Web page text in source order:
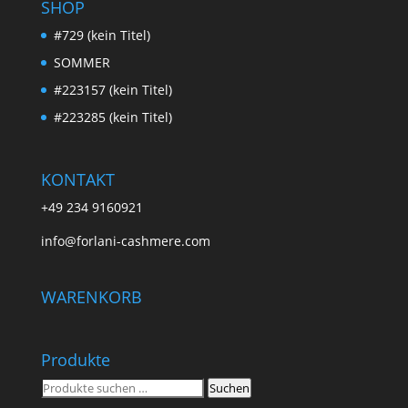
SHOP
#729 (kein Titel)
SOMMER
#223157 (kein Titel)
#223285 (kein Titel)
KONTAKT
+49 234 9160921
info@forlani-cashmere.com
WARENKORB
Produkte
Suchen
Suchen